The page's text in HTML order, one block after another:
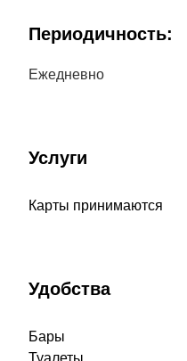
Периодичность:
Ежедневно
Услуги
Карты принимаются
Удобства
Бары
Туалеты